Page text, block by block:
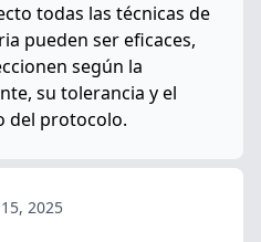
todas las técnicas de
pueden ser eficaces,
según la
su tolerancia y el
del protocolo.
2025